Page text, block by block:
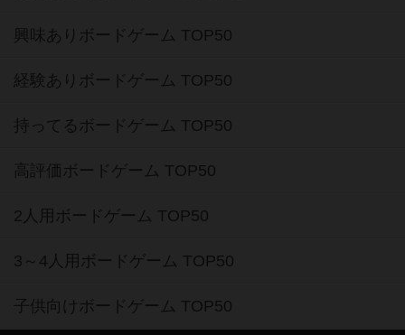
興味ありボードゲーム TOP50
経験ありボードゲーム TOP50
持ってるボードゲーム TOP50
高評価ボードゲーム TOP50
2人用ボードゲーム TOP50
3～4人用ボードゲーム TOP50
子供向けボードゲーム TOP50